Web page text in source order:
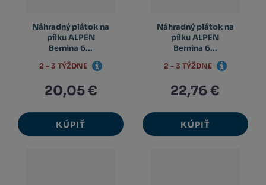
Náhradný plátok na
pílku ALPEN
Bernina 6...
20,05 €
KÚPIŤ
2 - 3 TÝŽDNE
Náhradný plátok na
pílku ALPEN
Bernina 6...
22,76 €
KÚPIŤ
2 - 3 TÝŽDNE